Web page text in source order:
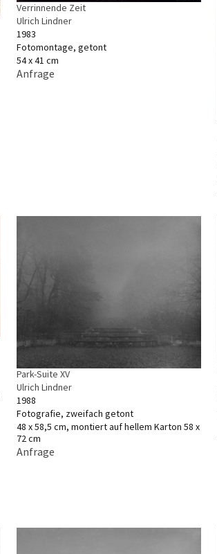
Verrinnende Zeit
Ulrich Lindner
1983
Fotomontage, getont
54 x 41 cm
Anfrage
Park-Suite XV
Ulrich Lindner
1988
Fotografie, zweifach getont
48 x 58,5 cm, montiert auf hellem Karton 58 x
72 cm
Anfrage